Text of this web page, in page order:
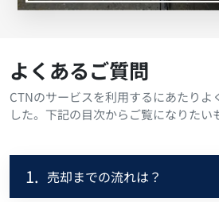
よくあるご質問
CTNのサービスを利用するにあたりよ
した。下記の目次からご覧になりたい
1. 売却までの流れは？